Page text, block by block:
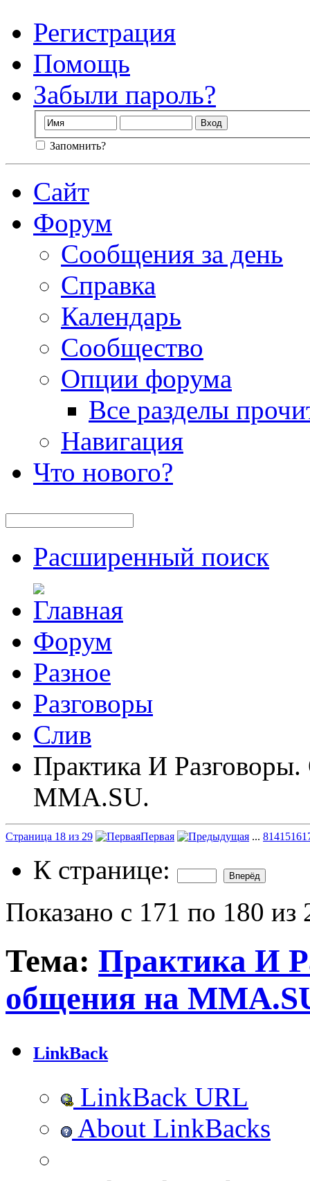
Регистрация
Помощь
Забыли пароль?
Запомнить?
Сайт
Форум
Сообщения за день
Справка
Календарь
Сообщество
Опции форума
Все разделы
Навигация
Что нового?
Расширенный поиск
Форум
Разное
Разговоры
Слив
Практика И
MMA.SU.
Страница 18 из 29 Первая ... 8141516
К странице:
Показано с 171 по 180 из
Тема: Практика И
общения на
LinkBack
LinkBack URL
About LinkBacks